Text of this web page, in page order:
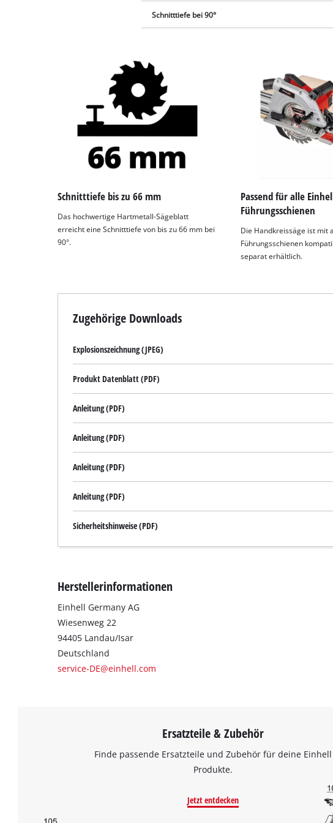
Schnitttiefe bei 90°
Schnitttiefe bis zu 66 mm
Das hochwertige Hartmetall-Sägeblatt
erreicht eine Schnitttiefe von bis zu 66 mm bei
90°.
Passend für alle
Führungsschienen
Die Handkreissäge ist mit
Führungsschienen
separat erhältlich.
Zugehörige Downloads
Explosionszeichnung (JPEG)
Produkt Datenblatt (PDF)
Anleitung (PDF)
Anleitung (PDF)
Anleitung (PDF)
Anleitung (PDF)
Sicherheitshinweise (PDF)
Herstellerinformationen
Einhell Germany AG
Wiesenweg 22
94405 Landau/Isar
Deutschland
service-DE@einhell.com
Ersatzteile & Zubehör
Finde passende Ersatzteile und Zubehör für deine Einhell
Produkte.
Jetzt entdecken